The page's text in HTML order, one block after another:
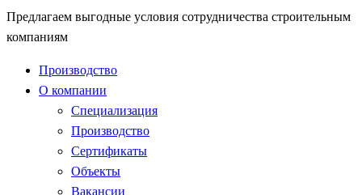
Предлагаем выгодные условия сотрудничества строительным
компаниям
Производство
О компании
Специализация
Производство
Сертификаты
Объекты
Вакансии